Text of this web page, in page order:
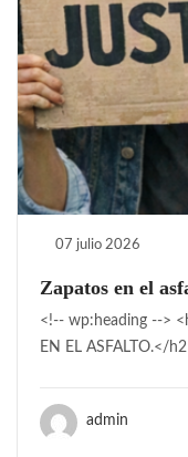
07 julio 2026
Zapatos en el
<!-- wp:heading -->
EN EL ASFALTO.</
admin